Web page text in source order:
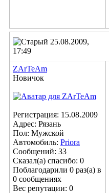
25.08.2009,
17:49
ZArTeAm
Новичок
Регистрация: 15.08.2009
Адрес: Рязань
Пол: Мужской
Автомобиль: Priora
Сообщений: 33
Сказал(а) спасибо: 0
Поблагодарили 0 раз(а) в
0 сообщениях
Вес репутации: 0